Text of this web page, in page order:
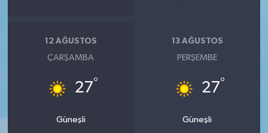
12 AĞUSTOS
ÇARŞAMBA
27°
Güneşli
13 AĞUSTOS
PERŞEMBE
27°
Güneşli